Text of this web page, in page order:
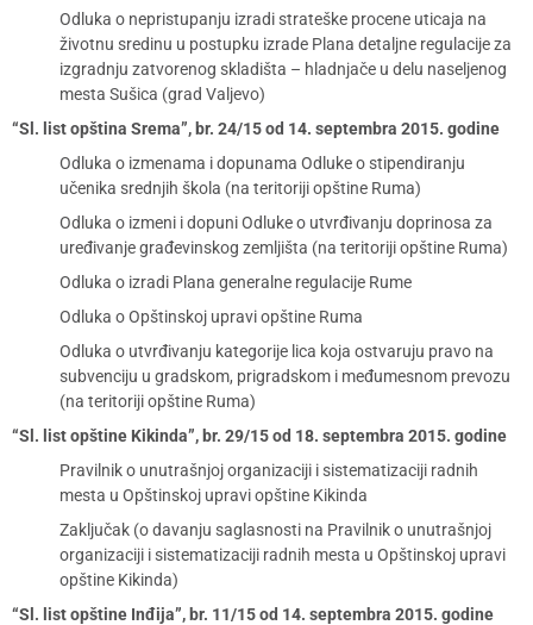
Odluka o nepristupanju izradi strateške procene uticaja na
životnu sredinu u postupku izrade Plana detaljne regulacije za
izgradnju zatvorenog skladišta – hladnjače u delu naseljenog
mesta Sušica (grad Valjevo)
“Sl. list opština Srema”, br. 24/15 od 14. septembra 2015. godine
Odluka o izmenama i dopunama Odluke o stipendiranju
učenika srednjih škola (na teritoriji opštine Ruma)
Odluka o izmeni i dopuni Odluke o utvrđivanju doprinosa za
uređivanje građevinskog zemljišta (na teritoriji opštine Ruma)
Odluka o izradi Plana generalne regulacije Rume
Odluka o Opštinskoj upravi opštine Ruma
Odluka o utvrđivanju kategorije lica koja ostvaruju pravo na
subvenciju u gradskom, prigradskom i međumesnom prevozu
(na teritoriji opštine Ruma)
“Sl. list opštine Kikinda”, br. 29/15 od 18. septembra 2015. godine
Pravilnik o unutrašnjoj organizaciji i sistematizaciji radnih
mesta u Opštinskoj upravi opštine Kikinda
Zaključak (o davanju saglasnosti na Pravilnik o unutrašnjoj
organizaciji i sistematizaciji radnih mesta u Opštinskoj upravi
opštine Kikinda)
“Sl. list opštine Inđija”, br. 11/15 od 14. septembra 2015. godine